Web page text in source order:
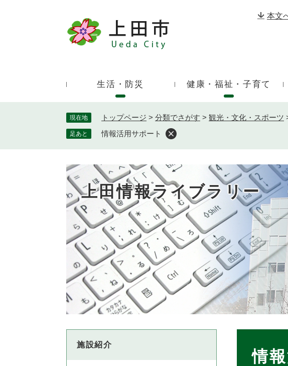
。
本文
ド
生活・防災 健康・福祉・子育て
現在地 トップページ > 分類でさがす > 観光・文化・スポーツ
足あと 情報活用サポート
上田情報ライブラリー
情
施設紹介